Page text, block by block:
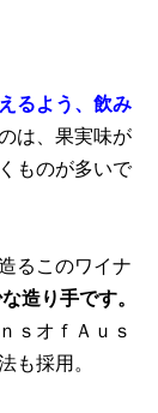
るよう、飲み
は、果実味が
ものが多いで
るこのワイナ
造り手です。
ｓオｆＡｕｓ
も採用。